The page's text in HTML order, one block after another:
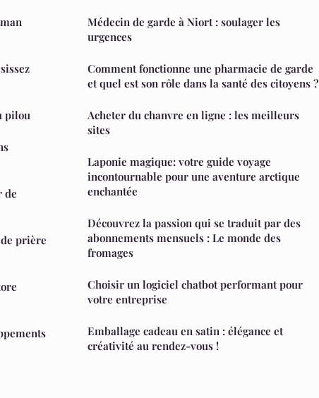
pilou
de
prière
Médecin de garde à Niort : soulager les
urgences
Comment fonctionne une pharmacie de garde
et quel est son rôle dans la santé des citoyens ?
Acheter du chanvre en ligne : les meilleurs
sites
Laponie magique: votre guide voyage
incontournable pour une aventure arctique
enchantée
Découvrez la passion qui se traduit par des
abonnements mensuels : Le monde des
fromages
Choisir un logiciel chatbot performant pour
votre entreprise
Emballage cadeau en satin : élégance et
créativité au rendez-vous !